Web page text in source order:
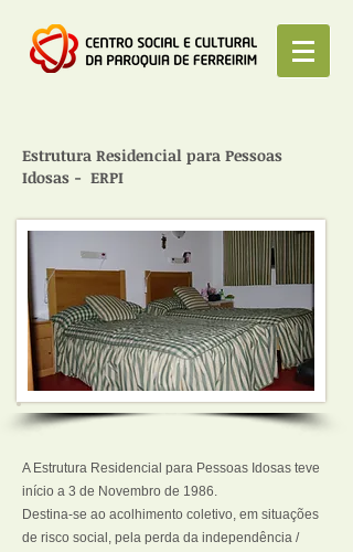
Estrutura Residencial para Pessoas
Idosas - ERPI
A Estrutura Residencial para Pessoas Idosas teve
início a 3 de Novembro de 1986.
Destina-se ao acolhimento coletivo, em situações
de risco social, pela perda da independência /